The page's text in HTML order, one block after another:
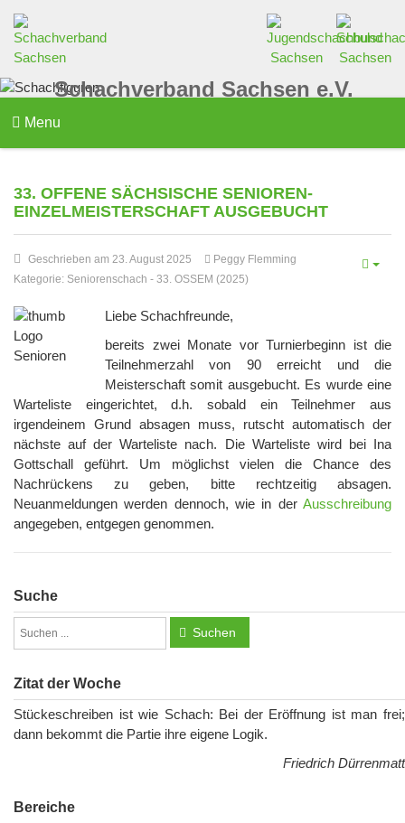
Schachverband Sachsen e.V.
Menu
33. OFFENE SÄCHSISCHE SENIOREN-
EINZELMEISTERSCHAFT AUSGEBUCHT
Geschrieben am 23. August 2025
Peggy Flemming
Kategorie: Seniorenschach - 33. OSSEM (2025)
Liebe Schachfreunde,
bereits zwei Monate vor Turnierbeginn ist die
Teilnehmerzahl von 90 erreicht und die
Meisterschaft somit ausgebucht. Es wurde eine
Warteliste eingerichtet, d.h. sobald ein Teilnehmer aus
irgendeinem Grund absagen muss, rutscht automatisch der
nächste auf der Warteliste nach. Die Warteliste wird bei Ina
Gottschall geführt. Um möglichst vielen die Chance des
Nachrückens zu geben, bitte rechtzeitig absagen.
Neuanmeldungen werden dennoch, wie in der Ausschreibung
angegeben, entgegen genommen.
Suche
Suchen
Zitat der Woche
Stückeschreiben ist wie Schach: Bei der Eröffnung ist man frei;
dann bekommt die Partie ihre eigene Logik.
Friedrich Dürrenmatt
Bereiche